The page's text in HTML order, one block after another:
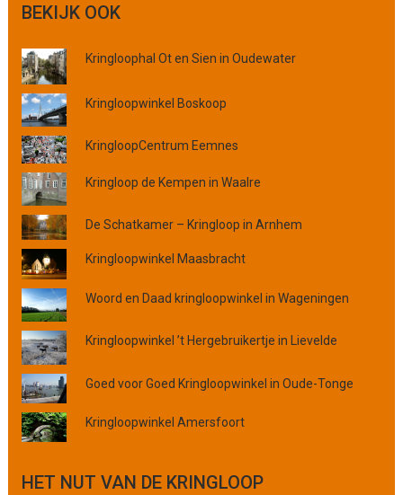
k
p
p
l
a
a
t
s
,
p
r
o
v
i
n
c
i
e
o
f
o
g
BEKIJK OOK
Kringloophal Ot en Sien in Oudewater
Kringloopwinkel Boskoop
KringloopCentrum Eemnes
Kringloop de Kempen in Waalre
De Schatkamer – Kringloop in Arnhem
Kringloopwinkel Maasbracht
Woord en Daad kringloopwinkel in Wageningen
Kringloopwinkel ’t Hergebruikertje in Lievelde
Goed voor Goed Kringloopwinkel in Oude-Tonge
Kringloopwinkel Amersfoort
HET NUT VAN DE KRINGLOOP